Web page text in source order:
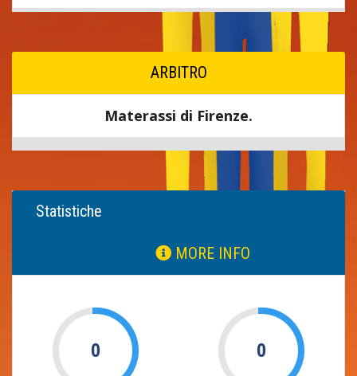
ARBITRO
Materassi di Firenze.
Statistiche
MORE INFO
0 0